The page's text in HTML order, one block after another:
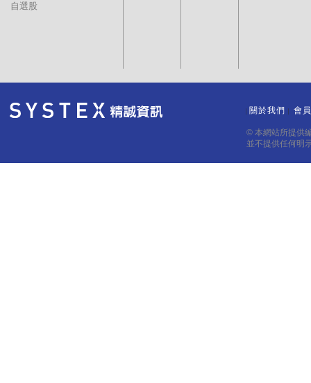
自選股
關於我們 會
© 本網站所提供
並不提供任何明